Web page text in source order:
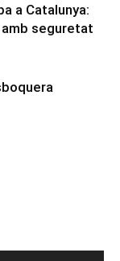
a Catalunya:
seguretat